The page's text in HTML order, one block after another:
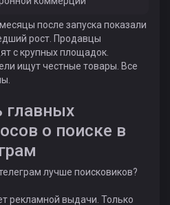
после запуска показали
рост. Продавцы
с крупных площадок.
ищут честные товары. Все
главных
о поиске в
лучше поисковиков?
рекламной выдачи. Только